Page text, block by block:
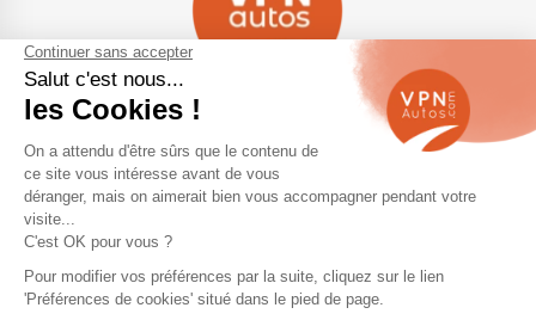
Navigation
Qui sommes-nous ?
Contactez-nous
VPN Autos Pro - Notre site de
voitures d'occasion pour
professionnels & marchands
Plan du site
Mentions légales
Rejoindre le réseau VPN Autos